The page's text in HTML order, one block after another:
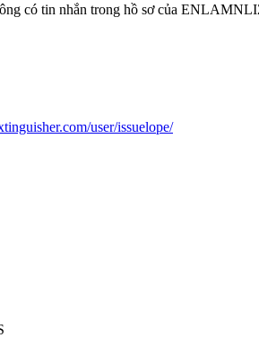
có tin nhắn trong hồ sơ của
user/issuelope/